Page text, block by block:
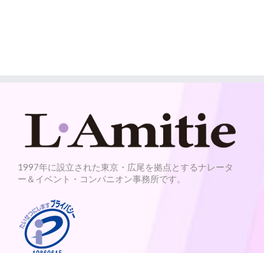
1997年に設立された東京・広尾を拠点とするナレータ
ー＆イベント・コンパニオン事務所です。